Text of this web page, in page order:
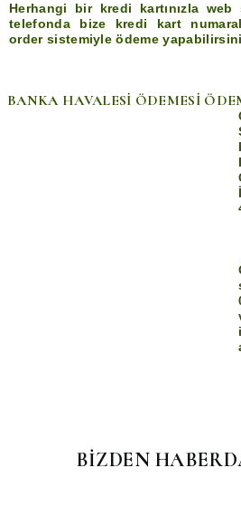
Herhangi bir kredi kartınızla
telefonda bize kredi kart
order sistemiyle ödeme
BANKA HAVALESİ ÖDEMESİ
BİZDEN